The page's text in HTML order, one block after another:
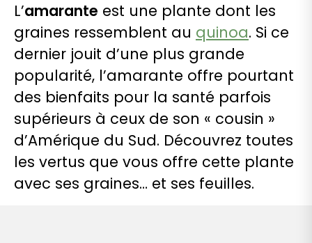
L’amarante est une plante dont les
graines ressemblent au quinoa. Si ce
dernier jouit d’une plus grande
popularité, l’amarante offre pourtant
des bienfaits pour la santé parfois
supérieurs à ceux de son « cousin »
d’Amérique du Sud. Découvrez toutes
les vertus que vous offre cette plante
avec ses graines… et ses feuilles.